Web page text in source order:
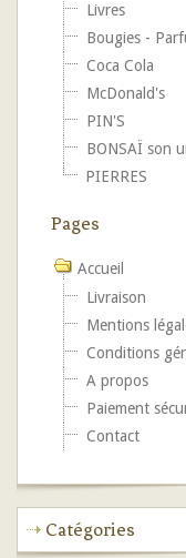
Livres
Bougies -
Coca Cola
McDonald's
PIN'S
BONSAÏ son
PIERRES
Pages
Accueil
Livraison
Mentions
Conditions
A propos
Paiement
Contact
Catégories